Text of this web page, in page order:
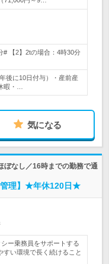
# 【2】2tの場合：4時30分
後に10日付与）・産前産
暇・…
気になる
ぼなし／16時までの勤務で通
管理】★年休120日★
ー乗務員をサポートする
すい環境で長く続けること